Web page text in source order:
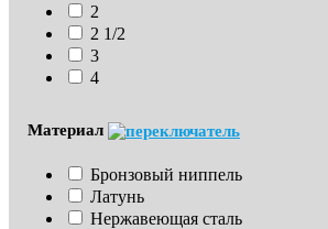
2
2 1/2
3
4
Материал
Бронзовый ниппель
Латунь
Нержавеющая сталь